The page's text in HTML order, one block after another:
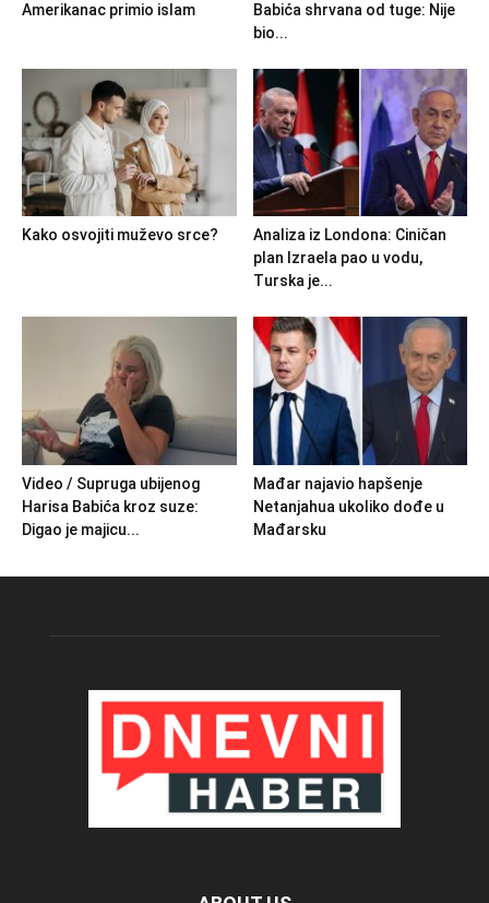
Amerikanac primio islam
Babića shrvana od tuge: Nije
bio...
Kako osvojiti muževo srce?
Analiza iz Londona: Ciničan
plan Izraela pao u vodu,
Turska je...
Video / Supruga ubijenog
Harisa Babića kroz suze:
Digao je majicu...
Mađar najavio hapšenje
Netanjahua ukoliko dođe u
Mađarsku